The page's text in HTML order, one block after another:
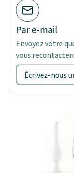
Par e-mail
Envoyez votre
vous
Écrivez-nous